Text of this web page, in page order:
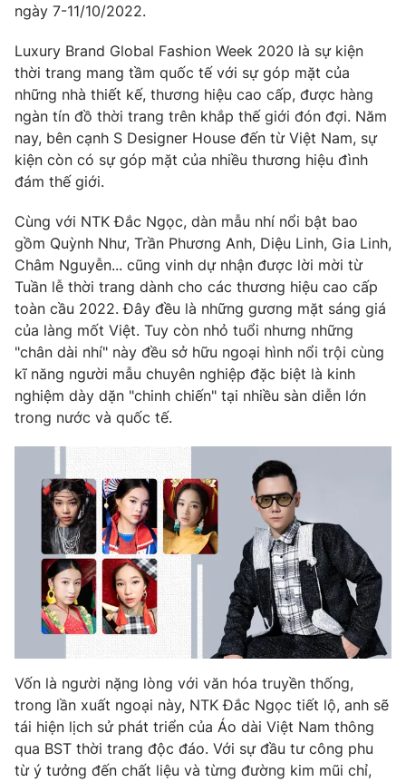
Phim VTV
Hậu trường
Nhân vật
Khán giả
Giải sao mai
Giải trí
Điện ảnh
Âm nhạc
Sao
Đời sống
Du lịch
Làm đẹp
Chất lượng cuộc sống
Giáo dục
Tuyển sinh
Công nghệ
Hitech Công nghệ tương lai
Sản phẩm
Thị trường
Tư vấn
Giao lưu trực tuyến
Lịch phát sóng
Chuyên mục khác
Emagazine Podcast
Photo Infographic
Video Shorts video
VTV Money VTV Thể thao
VTV Sức khoẻ Bất động sản
Thị trường 24h Tấm lòng Việt
VTV4 Vươn mình bằng AI
VTV9 VTV8
ngày 7-11/10/2022.
Luxury Brand Global Fashion Week 2020 là sự kiện
thời trang mang tầm quốc tế với sự góp mặt của
những nhà thiết kế, thương hiệu cao cấp, được hàng
ngàn tín đồ thời trang trên khắp thế giới đón đợi. Năm
nay, bên cạnh S Designer House đến từ Việt Nam, sự
kiện còn có sự góp mặt của nhiều thương hiệu đình
đám thế giới.
Cùng với NTK Đắc Ngọc, dàn mẫu nhí nổi bật bao
gồm Quỳnh Như, Trần Phương Anh, Diệu Linh, Gia Linh,
Châm Nguyễn... cũng vinh dự nhận được lời mời từ
Tuần lễ thời trang dành cho các thương hiệu cao cấp
toàn cầu 2022. Đây đều là những gương mặt sáng giá
của làng mốt Việt. Tuy còn nhỏ tuổi nhưng những
"chân dài nhí" này đều sở hữu ngoại hình nổi trội cùng
kĩ năng người mẫu chuyên nghiệp đặc biệt là kinh
nghiệm dày dặn "chinh chiến" tại nhiều sàn diễn lớn
trong nước và quốc tế.
Vốn là người nặng lòng với văn hóa truyền thống,
trong lần xuất ngoại này, NTK Đắc Ngọc tiết lộ, anh sẽ
tái hiện lịch sử phát triển của Áo dài Việt Nam thông
qua BST thời trang độc đáo. Với sự đầu tư công phu
từ ý tưởng đến chất liệu và từng đường kim mũi chỉ,